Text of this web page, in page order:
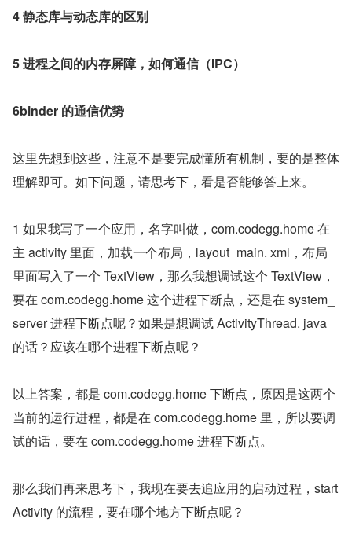
4 静态库与动态库的区别
5 进程之间的内存屏障，如何通信（IPC）
6binder 的通信优势
这里先想到这些，注意不是要完成懂所有机制，要的是整体
理解即可。如下问题，请思考下，看是否能够答上来。
1 如果我写了一个应用，名字叫做，com.codegg.home 在
主 activity 里面，加载一个布局，layout_main. xml，布局
里面写入了一个 TextView，那么我想调试这个 TextView，
要在 com.codegg.home 这个进程下断点，还是在 system_
server 进程下断点呢？如果是想调试 ActivityThread. java
的话？应该在哪个进程下断点呢？
以上答案，都是 com.codegg.home 下断点，原因是这两个
当前的运行进程，都是在 com.codegg.home 里，所以要调
试的话，要在 com.codegg.home 进程下断点。
那么我们再来思考下，我现在要去追应用的启动过程，start
Activity 的流程，要在哪个地方下断点呢？